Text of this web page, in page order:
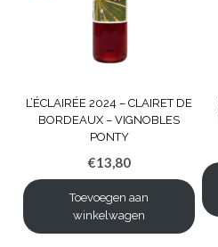
L’ÉCLAIRÉE 2024 – CLAIRET DE
BORDEAUX – VIGNOBLES
PONTY
€13,80
Toevoegen aan
winkelwagen